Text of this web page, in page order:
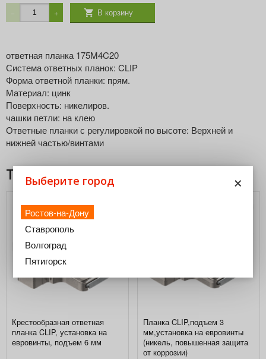
− + В корзину
ответная планка 175M4C20
Система ответных планок: CLIP
Форма ответной планки: прям.
Материал: цинк
Поверхность: никелиров.
чашки петли: на клею
Ответные планки с регулировкой по высоте: Верхней и
нижней частью/винтами
Товары из этой категории
Крестообразная ответная
планка CLIP, установка на
евровинты, подъем 6 мм
Планка CLIP,подъем 3
мм,установка на евровинты
(никель, повышенная защита
от коррозии)
×
Выберите город
Ростов-на-Дону
Ставрополь
Волгоград
Пятигорск